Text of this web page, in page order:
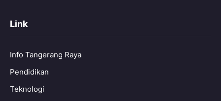
Link
Info Tangerang Raya
Pendidikan
Teknologi